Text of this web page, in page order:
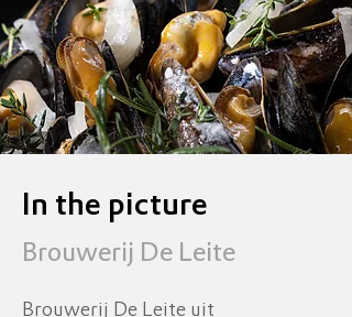
In the picture
Brouwerij De Leite
Brouwerij De Leite uit